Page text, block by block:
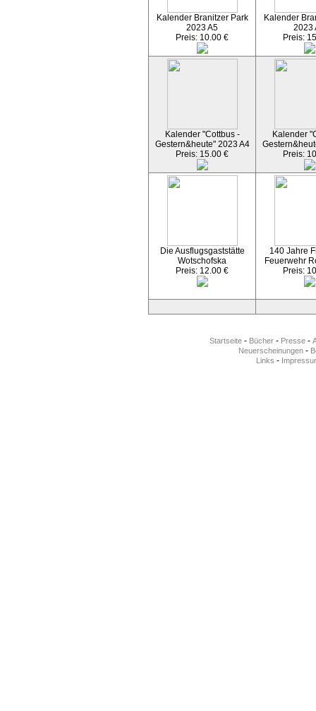
Kalender Branitzer Park
2023 A5
Preis: 10.00 €
Kalender
2023
Preis:
Kalender "Cottbus -
Gestern&heute" 2023 A4
Preis: 15.00 €
Kalender
Preis:
Die Ausflugsgaststätte
Wotschofska
Preis: 12.00 €
140 Jahre
Feuerwehr
Preis:
Startseite - Bücher - Presse -
Neuerscheinungen-
Links -